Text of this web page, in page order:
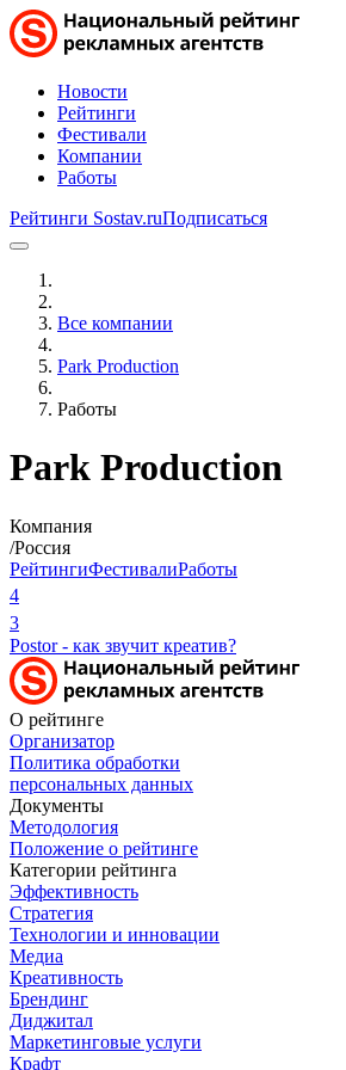
Новости
Рейтинги
Фестивали
Компании
Работы
Рейтинги Sostav.ruПодписаться
Все компании
Park Production
Работы
Park Production
Компания
/Россия
РейтингиФестивалиРаботы
4
3
Postor - как звучит креатив?
О рейтинге
Организатор
Политика обработки
персональных данных
Документы
Методология
Положение о рейтинге
Категории рейтинга
Эффективность
Стратегия
Технологии и инновации
Медиа
Креативность
Брендинг
Диджитал
Маркетинговые услуги
Крафт